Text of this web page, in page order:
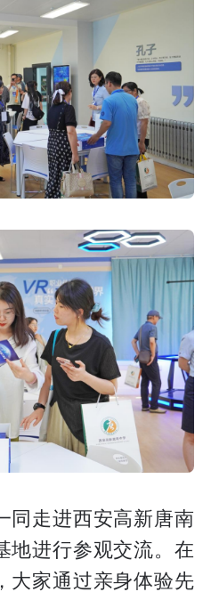
同走进西安高新唐南
地进行参观交流。在
大家通过亲身体验先